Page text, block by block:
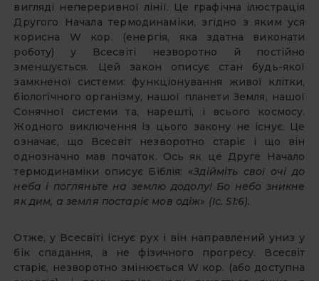
вигляді непереривної лінії. Це графічна ілюстрація
Другого Начала термодинаміки, згідно з яким уся
корисна W кор. (енергія, яка здатна виконати
роботу) у Всесвіті незворотно й постійно
зменшується. Цей закон описує стан будь-якої
замкненої системи: функціонування живої клітки,
біологічного організму, нашої планети Земля, нашої
Сонячної системи та, нарешті, і всього космосу.
Жодного виключення із цього закону не існує. Це
означає, що Всесвіт незворотно старіє і що він
однозначно мав початок. Ось як це Друге Начало
термодинаміки описує Біблія: «Здійміть свої очі до
неба і погляньте на землю додолу! Бо небо зникне
як дим, а земля постаріє мов одіж» (Іс. 51:6).
Отже, у Всесвіті існує рух і він направлений униз у
бік спадання, а не фізичного прогресу. Всесвіт
старіє, незворотно змінюється W кор. (або доступна